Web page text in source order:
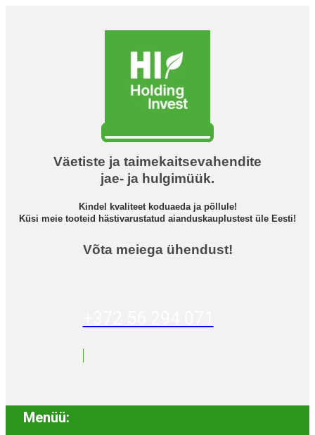
Väetiste ja taimekaitsevahendite
jae- ja hulgimüük.
Kindel kvaliteet koduaeda ja põllule!
Küsi meie tooteid hästivarustatud aianduskauplustest üle Eesti!
Võta meiega ühendust!
Menüü: